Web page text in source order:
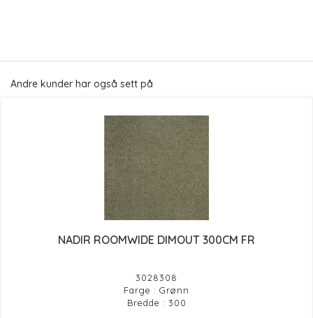
Andre kunder har også sett på
NADIR ROOMWIDE DIMOUT 300CM FR
3028308
Farge : Grønn
Bredde : 300